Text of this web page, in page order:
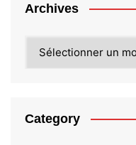
Archives
Category